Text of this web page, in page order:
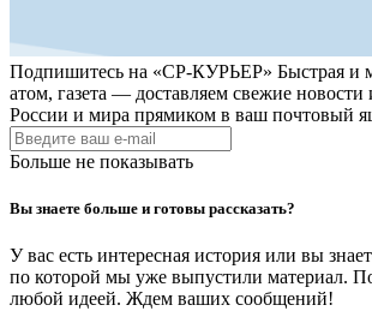
Подпишитесь на «СР-КУРЬЕР» Быстрая и
атом, газета — доставляем свежие новости
России и мира прямиком в ваш почтовый
Больше не показывать
Вы знаете больше и готовы рассказать?
У вас есть интересная история или вы
по которой мы уже выпустили материал.
любой идеей. Ждем ваших сообщений!